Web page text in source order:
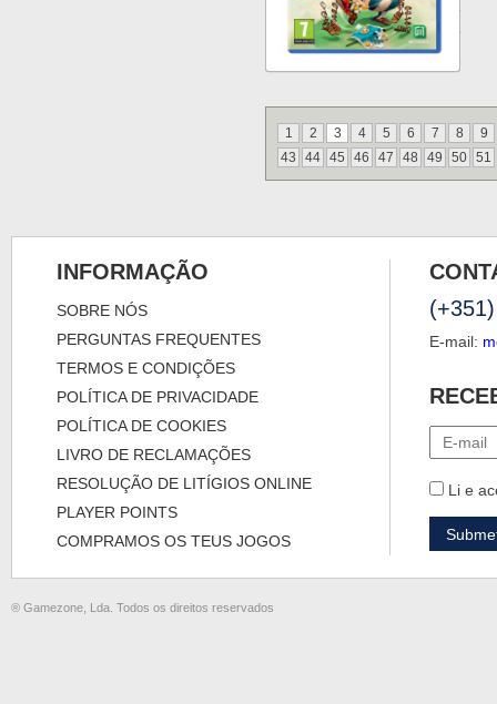
1 2 3 4 5 6 7 8
9
43
44 45 46 47 48 49 50 51
INFORMAÇÃO
SOBRE NÓS
PERGUNTAS FREQUENTES
TERMOS E CONDIÇÕES
POLÍTICA DE PRIVACIDADE
POLÍTICA DE COOKIES
LIVRO DE RECLAMAÇÕES
RESOLUÇÃO DE LITÍGIOS ONLINE
PLAYER POINTS
COMPRAMOS OS TEUS JOGOS
E-mail:
Li e
® Gamezone, Lda. Todos os direitos reservados